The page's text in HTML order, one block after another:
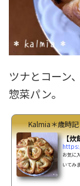
ツナとコーン
惣菜パン。
Kalmia＊歳時記
【炊
お気に
いてみ